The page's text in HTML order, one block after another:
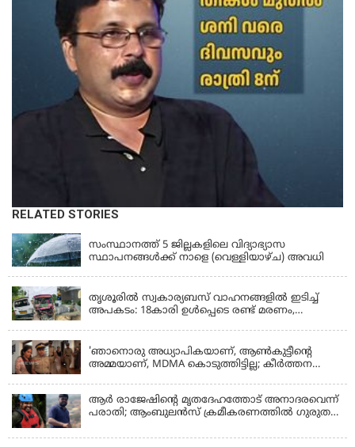
RELATED STORIES
KERALA
സംസ്ഥാനത്ത് 5 ജില്ലകളിലെ വിദ്യാഭ്യാസ
സ്ഥാപനങ്ങൾക്ക് നാളെ (വെള്ളിയാഴ്ച) അവധി
തൃശൂരിൽ സ്വകാര്യബസ് വാഹനങ്ങളില്‍ ഇടിച്ച്
അപകടം: 18കാരി ഉൾപ്പെടെ രണ്ട് മരണം,
'ഞാനൊരു അധ്യാപികയാണ്, ആണ്‍കുട്ടീന്റെ
അമ്മയാണ്‌, MDMA കൊടുത്തിട്ടില്ല; കീർത്തന
ആര്‍ രാജേഷിന്റെ മൃതദേഹത്തോട് അനാദരവെന്ന്
പരാതി; ആംബുലന്‍സ് ക്രമീകരണത്തില്‍ ഗുരുതര
ഫ്രീസര്‍ സംവിധാനം ഇല്ലാതെയെന്നും ആരോപണം